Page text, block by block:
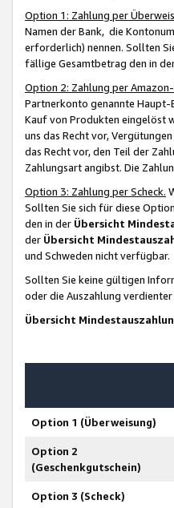
Option 1: Zahlung per
Namen der Bank, die
erforderlich) nennen. Sollten
fällige Gesamtbetrag den in
Option 2: Zahlung per
Partnerkonto genannte Haupt-
Kauf von Produkten eingelöst
uns das Recht vor,
das Recht vor, den Teil der
Zahlungsart angibst. Die
Option 3: Zahlung per Scheck.
Sollten Sie sich für diese
den in der Übersicht
der Übersicht
und Schweden nicht verfügbar.
Sollten Sie keine gültigen
oder die Auszahlung
Übersicht
Option 1 (Überweisung)
Option 2
(Geschenkgutschein)
Option 3 (Scheck)